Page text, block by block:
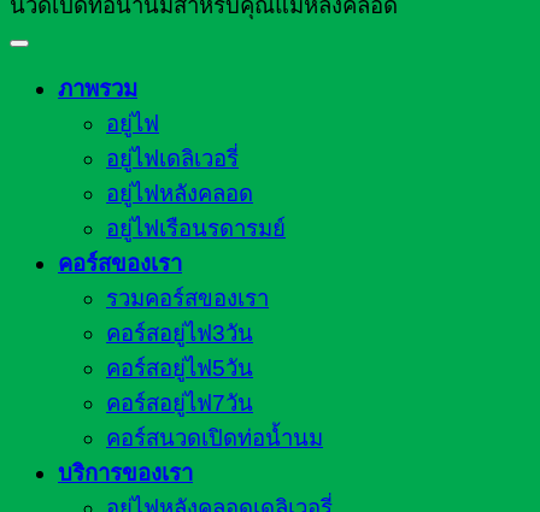
นวดเปิดท่อน้ำนมสำหรับคุณแม่หลังคลอด
ภาพรวม
อยู่ไฟ
อยู่ไฟเดลิเวอรี่
อยู่ไฟหลังคลอด
อยู่ไฟเรือนรดารมย์
คอร์สของเรา
รวมคอร์สของเรา
คอร์สอยู่ไฟ3วัน
คอร์สอยู่ไฟ5วัน
คอร์สอยู่ไฟ7วัน
คอร์สนวดเปิดท่อน้ำนม
บริการของเรา